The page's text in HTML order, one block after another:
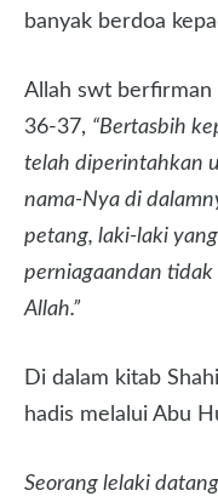
banyak berdoa
Allah swt berfirman
36-37, “Bertasbih
telah diperintahkan
nama-Nya di
petang, laki-laki
perniagaandan
Allah.”
Di dalam kitab
hadis melalui Abu
Seorang lelaki